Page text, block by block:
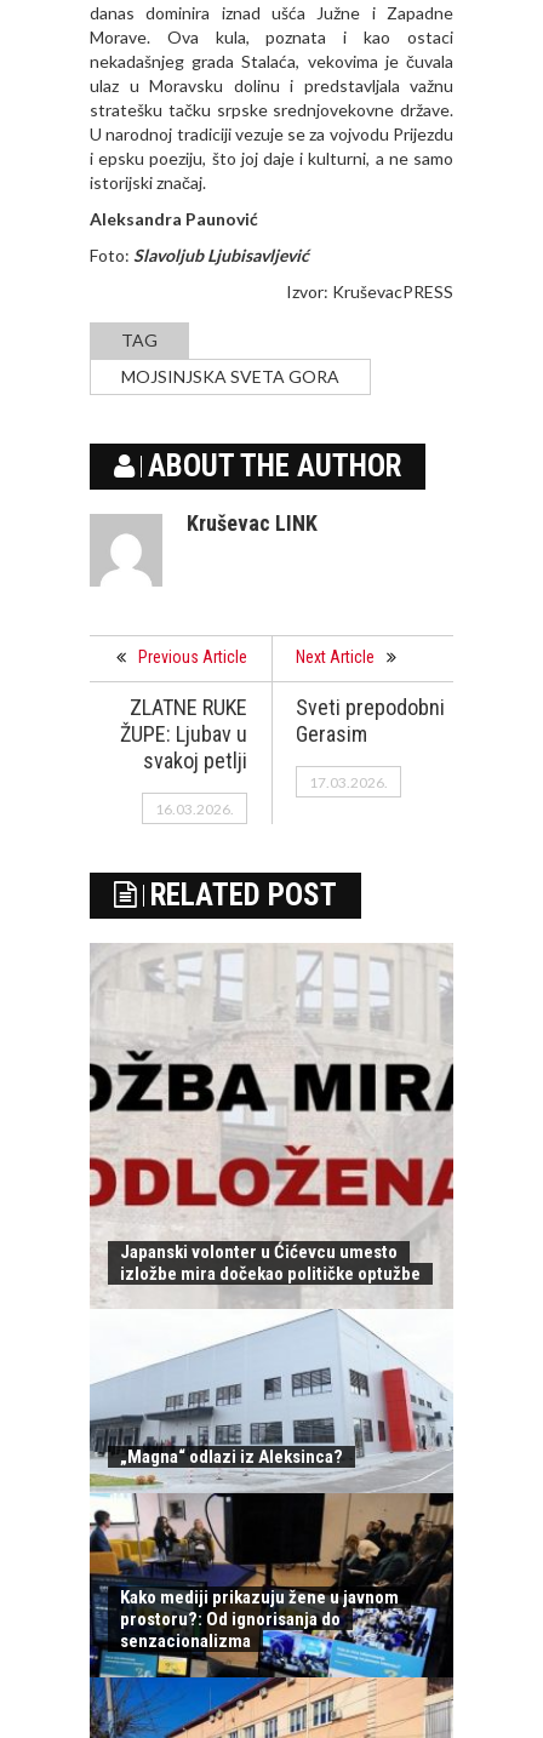
danas dominira iznad ušća Južne i Zapadne
Morave. Ova kula, poznata i kao ostaci
nekadašnjeg grada Stalaća, vekovima je čuvala
ulaz u Moravsku dolinu i predstavljala važnu
stratešku tačku srpske srednjovekovne države.
U narodnoj tradiciji vezuje se za vojvodu Prijezdu
i epsku poeziju, što joj daje i kulturni, a ne samo
istorijski značaj.
Aleksandra Paunović
Foto: Slavoljub Ljubisavljević
Izvor: KruševacPRESS
TAG
MOJSINJSKA SVETA GORA
ABOUT THE AUTHOR
Kruševac LINK
Previous Article
ZLATNE RUKE
ŽUPE: Ljubav u
svakoj petlji
16.03.2026.
Next Article
Sveti prepodobni
Gerasim
17.03.2026.
RELATED POST
Japanski volonter u Ćićevcu umesto
izložbe mira dočekao političke optužbe
„Magna“ odlazi iz Aleksinca?
Kako mediji prikazuju žene u javnom
prostoru?: Od ignorisanja do
senzacionalizma